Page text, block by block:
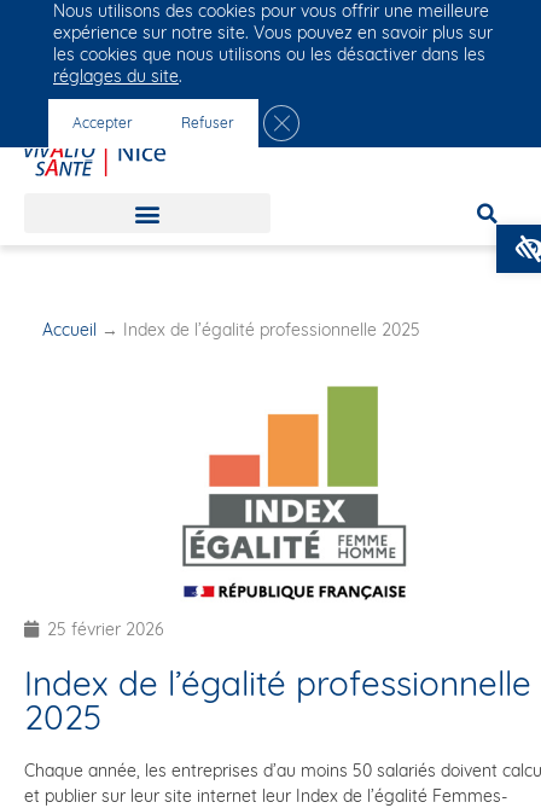
Groupe Vivalto Santé
Entre nous, la vie
Accueil → Index de l’égalité professionnelle 2025
25 février 2026
Index de l’égalité professionnelle
2025
Chaque année, les entreprises d’au moins 50 salariés doivent
et publier sur leur site internet leur Index de l’égalité Femmes-
Nous utilisons des cookies pour vous offrir une meilleure
expérience sur notre site. Vous pouvez en savoir plus sur
les cookies que nous utilisons ou les désactiver dans les
réglages du site.
Accepter Refuser Fermer la bannière des cookies